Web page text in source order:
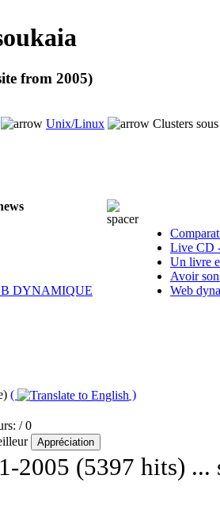
from 2005)
Unix/Linux
Clusters
DYNAMIQUE
Live CD
Un livre
Avoir
Web
( )
/ 0
2005 (5397 hits) ...